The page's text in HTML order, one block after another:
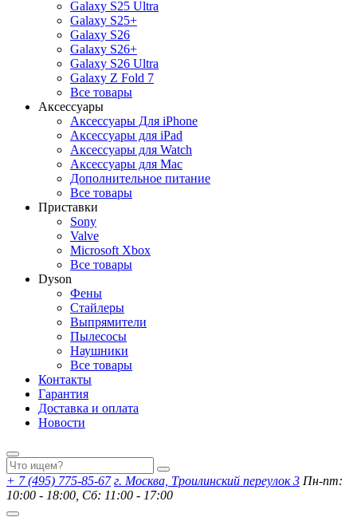
Galaxy S25 Ultra
Galaxy S25+
Galaxy S26
Galaxy S26+
Galaxy S26 Ultra
Galaxy Z Fold 7
Все товары
Аксессуары
Аксессуары Для iPhone
Аксессуары для iPad
Аксессуары для Watch
Аксессуары для Mac
Дополнительное питание
Все товары
Приставки
Sony
Valve
Microsoft Xbox
Все товары
Dyson
Фены
Стайлеры
Выпрямители
Пылесосы
Наушники
Все товары
Контакты
Гарантия
Доставка и оплата
Новости
+ 7 (495) 775-85-67 г. Москва, Троилинский переулок 3 Пн-пт:
10:00 - 18:00, Сб: 11:00 - 17:00